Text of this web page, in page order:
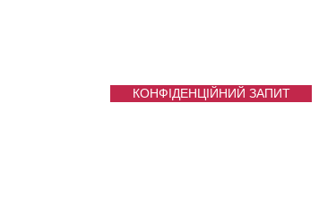
КОНФІДЕНЦІЙНИЙ ЗАПИТ